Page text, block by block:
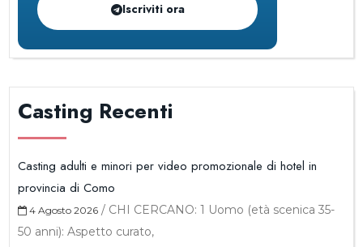
Iscriviti ora
Casting Recenti
Casting adulti e minori per video promozionale di hotel in
provincia di Como
4 Agosto 2026 / CHI CERCANO: 1 Uomo (età scenica 35-
50 anni): Aspetto curato,